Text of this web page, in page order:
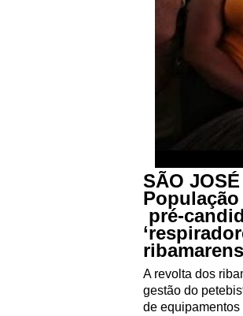
SÃO
pré-
A revolta dos
gestão do
de